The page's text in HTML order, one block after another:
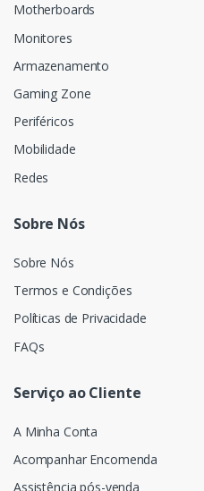
Motherboards
Monitores
Armazenamento
Gaming Zone
Periféricos
Mobilidade
Redes
Sobre Nós
Sobre Nós
Termos e Condições
Políticas de Privacidade
FAQs
Serviço ao Cliente
A Minha Conta
Acompanhar Encomenda
Assistência pós-venda